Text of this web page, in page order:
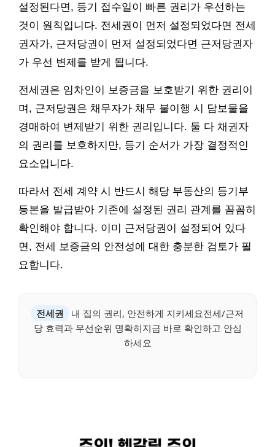
설정된다면, 등기 접수일이 빠른 권리가 우선하는
것이 원칙입니다. 전세권이 먼저 설정되었다면 전세
권자가, 근저당권이 먼저 설정되었다면 근저당권자
가 우선 변제를 받게 됩니다.
전세권은 임차인이 보증금을 보호받기 위한 권리이
며, 근저당권은 채무자가 채무 불이행 시 담보물을
경매하여 변제받기 위한 권리입니다. 둘 다 채권자
의 권리를 보호하지만, 등기 순서가 가장 결정적인
요소입니다.
따라서 전세 계약 시 반드시 해당 부동산의 등기부
등본을 발급받아 기존에 설정된 권리 관계를 꼼꼼히
확인해야 합니다. 이미 근저당권이 설정되어 있다
면, 전세 보증금의 안전성에 대한 충분한 검토가 필
요합니다.
전세권
내 집의 권리, 안전하게 지키세요전세/근저
당 효력과 우선순위 명확히지금 바로 확인하고 안심
하세요